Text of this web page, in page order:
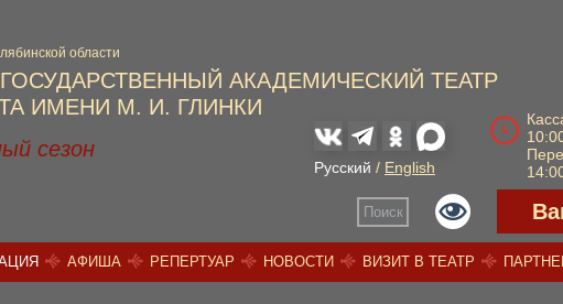
АКАДЕМИЧЕСКИЙ ТЕАТР
ИМЕНИ М. И. ГЛИНКИ
области
Русский / English
сезон
Поиск
АФИША РЕПЕРТУАР НОВОСТИ ВИЗИТ В ТЕАТР